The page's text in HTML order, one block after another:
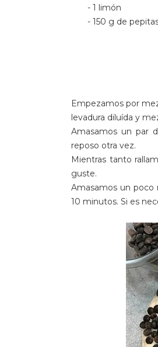
- 1 limón
- 150 g de
Empezamos por
levadura diluída y
Amasamos un par
reposo otra vez.
Mientras tanto
guste.
Amasamos un poco
10 minutos. Si es